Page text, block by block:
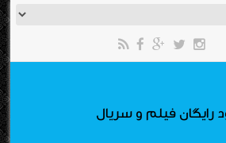
رایگان فیلم و سریال